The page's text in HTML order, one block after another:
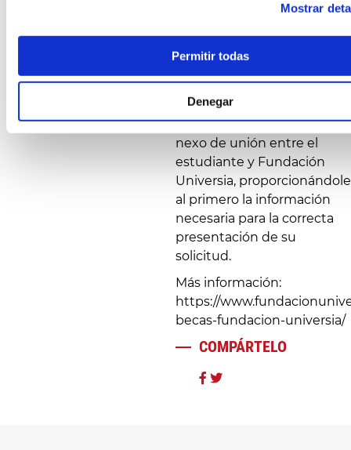
Mostrar
Permitir todas
Denegar
documentación adicional
Adobe Acrobat .pdf.
las Personas con
Discapacidad de cada
universidad servirán de
nexo de unión entre el
estudiante y Fundación
Universia, proporcionándole
al primero la información
necesaria para la correcta
presentación de su
solicitud.
Más información:
https://
becas-fundacion-universia/
COMPÁRTELO